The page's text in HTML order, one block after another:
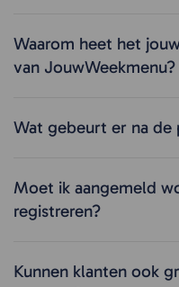
Waarom heet het
van JouwWeekmenu?
Wat gebeurt er na de
Moet ik aangemeld
registreren?
Kunnen klanten ook